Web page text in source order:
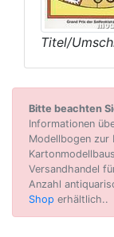
Titel/
Bitte beachten
Informationen
Modellbogen zur
Versandhandel
Anzahl
Shop erhältlich..